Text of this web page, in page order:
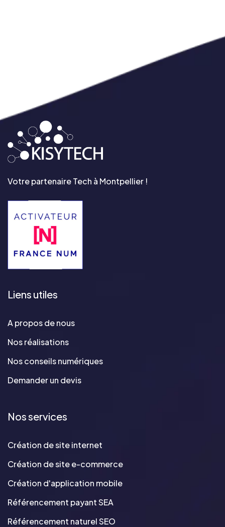
Votre partenaire Tech à Montpellier !
Liens utiles
A propos de nous
Nos réalisations
Nos conseils numériques
Demander un devis
Nos services
Création de site internet
Création de site e-commerce
Création d'application mobile
Référencement payant SEA
Référencement naturel SEO